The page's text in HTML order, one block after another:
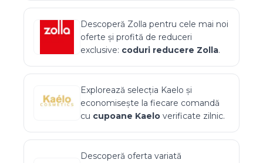
Descoperă Zolla pentru cele mai noi
oferte și profită de reduceri
exclusive: coduri reducere Zolla.
Explorează selecția Kaelo și
economisește la fiecare comandă
cu cupoane Kaelo verificate zilnic.
Descoperă oferta variată